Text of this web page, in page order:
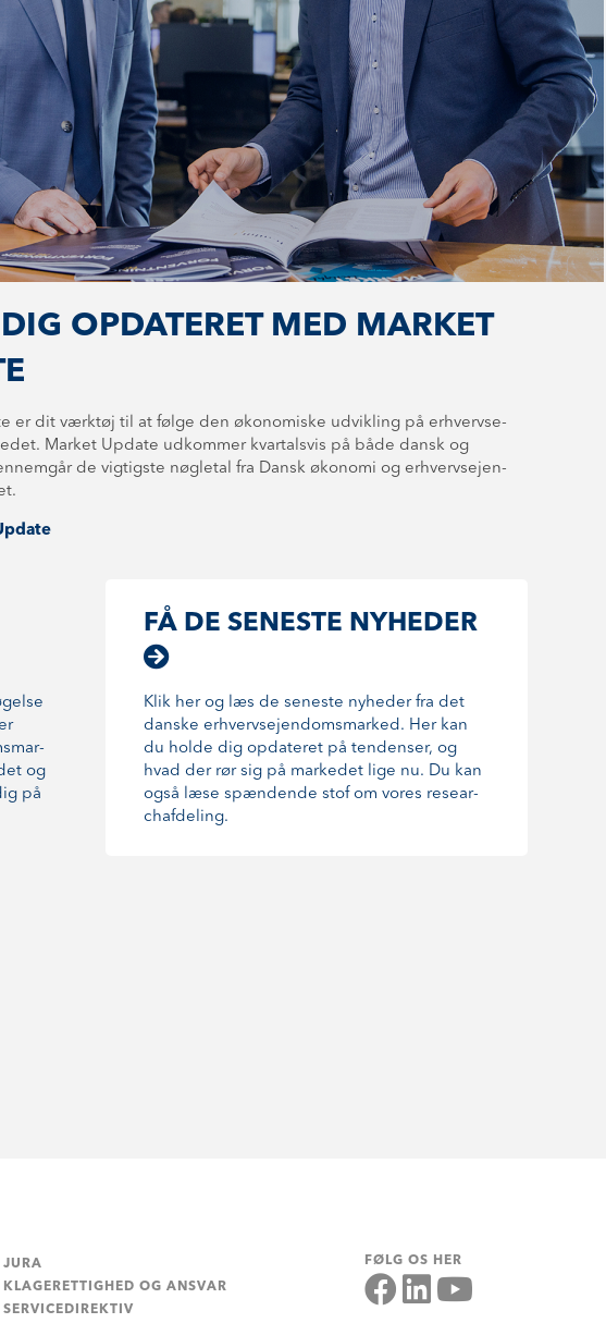
OPDATERET MED MARKET
er dit værktøj til at følge den økonomiske udvikling på er­hverv­se­
Market Update udkommer kvartalsvis på både dansk og
de vigtigste nøgletal fra Dansk økonomi og er­hverv­se­jen­
og
på
FÅ DE SENESTE NYHEDER
Klik her og læs de seneste nyheder fra det
danske er­hverv­se­jen­doms­mar­ked. Her kan
du holde dig opdateret på tendenser, og
hvad der rør sig på markedet lige nu. Du kan
også læse spændende stof om vores re­sear­
chaf­de­ling.
JURA
KLAGERETTIGHED OG ANSVAR
SERVICEDIREKTIV
FØLG OS HER